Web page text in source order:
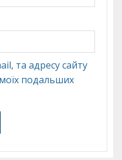
та адресу сайту
подальших